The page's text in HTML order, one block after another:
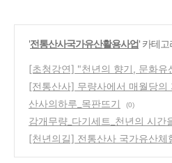
'전통산사국가유산활용사업' 카테
[초청강연] "천년의 향기, 문화유
나도 지키고"_7/24(금)11시
(0)
[전통산사] 무량사에서 매월당의
(0)
산사의하루_목판뜨기 (0)
감개무량_다기세트_천년의 시간
의 차
(0)
[천년의길] 전통산사 국가유산체